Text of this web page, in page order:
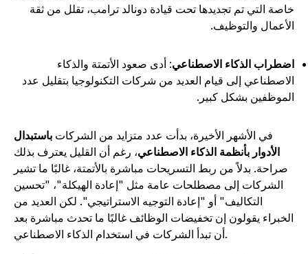
التي تم تجديدها تحت قيادة دونالد ترامب، تقلل من ثقة
والتوظيف.
الذكاء الاصطناعي: أدى صعود الأتمتة والذكاء
إلى قيام العديد من شركات التكنولوجيا بتقليل عدد
بشكل كبير.
في الأشهر الأخيرة، بدأت عدد متزايد من الشركاتباستبدال
الأدوار بأنظمة الذكاء الاصطناعي، رغم أن القليل يعترف بذلك
صراحة. بدلاً من ربط التسريحات مباشرة بالأتمتة، غالبًا ما تشير
الشركات إلى مصطلحات عامة مثل "إعادة الهيكلة"، "تحسين
التكاليف" أو "إعادة التوجيه الاستراتيجي". لكن العديد من
يقولون إن تخفيضات الوظائف غالبًا ما تحدث مباشرة بعد